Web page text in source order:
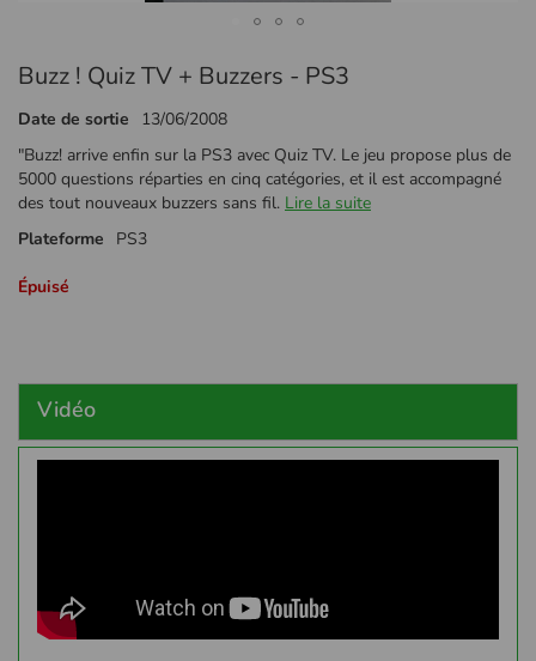
au
de
la
Galerie
d’images
Buzz ! Quiz TV + Buzzers - PS3
Date de sortie
13/06/2008
"Buzz! arrive enfin sur la PS3 avec Quiz TV. Le jeu propose plus de
5000 questions réparties en cinq catégories, et il est accompagné
des tout nouveaux buzzers sans fil. Lire la suite
Plateforme
PS3
Épuisé
Vidéo